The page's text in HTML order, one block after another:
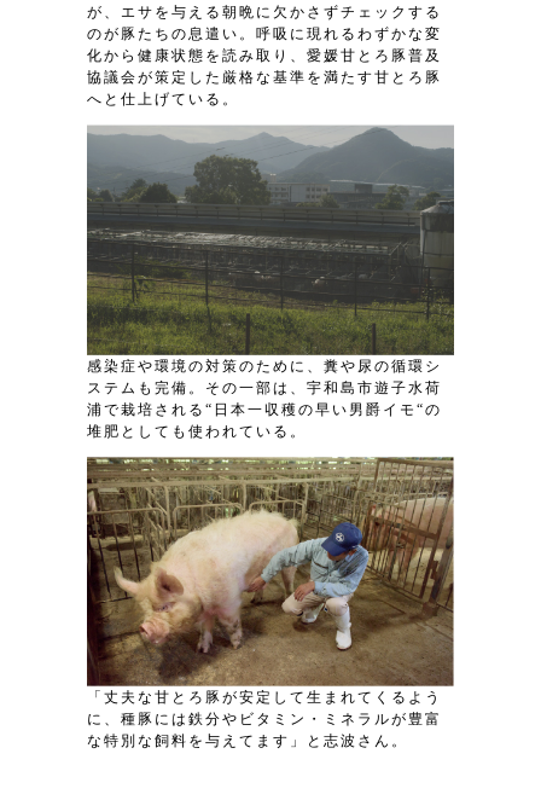
が、エサを与える朝晩に欠かさずチェックする
のが豚たちの息遣い。呼吸に現れるわずかな変
化から健康状態を読み取り、愛媛甘とろ豚普及
協議会が策定した厳格な基準を満たす甘とろ豚
へと仕上げている。
感染症や環境の対策のために、糞や尿の循環シ
ステムも完備。その一部は、宇和島市遊子水荷
浦で栽培される“日本一収穫の早い男爵イモ“の
堆肥としても使われている。
「丈夫な甘とろ豚が安定して生まれてくるよう
に、種豚には鉄分やビタミン・ミネラルが豊富
な特別な飼料を与えてます」と志波さん。